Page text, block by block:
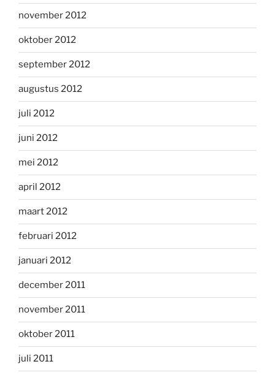
november 2012
oktober 2012
september 2012
augustus 2012
juli 2012
juni 2012
mei 2012
april 2012
maart 2012
februari 2012
januari 2012
december 2011
november 2011
oktober 2011
juli 2011